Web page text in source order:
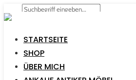
STARTSEITE
SHOP
ÜBER MICH